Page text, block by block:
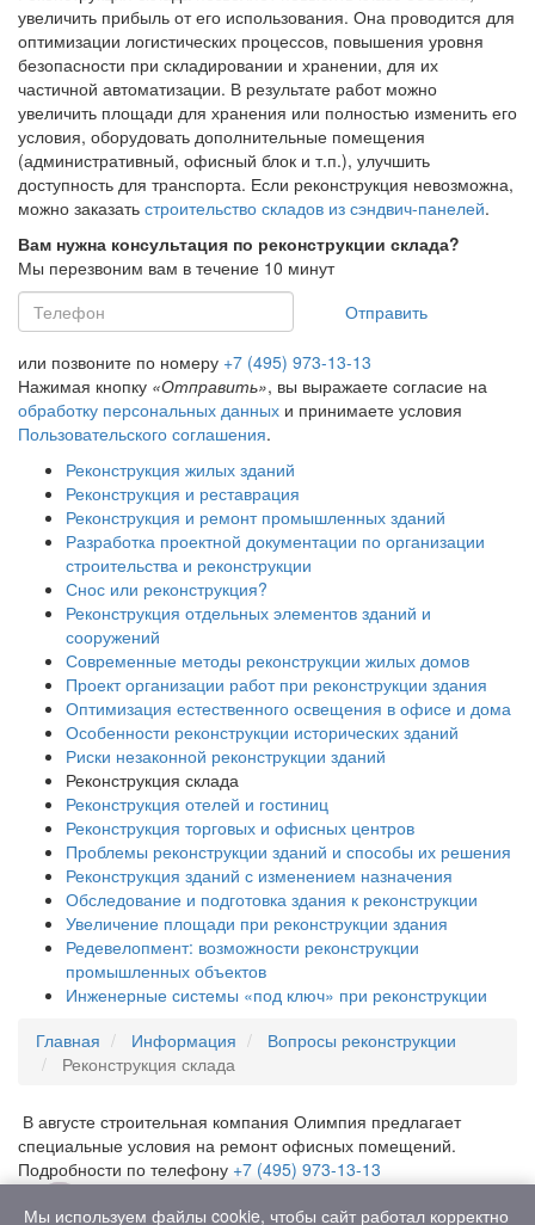
увеличить прибыль от его использования. Она проводится для
оптимизации логистических процессов, повышения уровня
безопасности при складировании и хранении, для их
частичной автоматизации. В результате работ можно
увеличить площади для хранения или полностью изменить его
условия, оборудовать дополнительные помещения
(административный, офисный блок и т.п.), улучшить
доступность для транспорта. Если реконструкция невозможна,
можно заказать строительство складов из сэндвич-панелей.
Вам нужна консультация по реконструкции склада?
Мы перезвоним вам в течение 10 минут
Отправить
или позвоните по номеру +7 (495) 973-13-13
Нажимая кнопку «Отправить», вы выражаете согласие на
обработку персональных данных и принимаете условия
Пользовательского соглашения.
Реконструкция жилых зданий
Реконструкция и реставрация
Реконструкция и ремонт промышленных зданий
Разработка проектной документации по организации
строительства и реконструкции
Снос или реконструкция?
Реконструкция отдельных элементов зданий и
сооружений
Современные методы реконструкции жилых домов
Проект организации работ при реконструкции здания
Оптимизация естественного освещения в офисе и дома
Особенности реконструкции исторических зданий
Риски незаконной реконструкции зданий
Реконструкция склада
Реконструкция отелей и гостиниц
Реконструкция торговых и офисных центров
Проблемы реконструкции зданий и способы их решения
Реконструкция зданий с изменением назначения
Обследование и подготовка здания к реконструкции
Увеличение площади при реконструкции здания
Редевелопмент: возможности реконструкции
промышленных объектов
Инженерные системы «под ключ» при реконструкции
Главная
Информация
Вопросы реконструкции
Реконструкция склада
В августе строительная компания Олимпия предлагает
специальные условия на ремонт офисных помещений.
Подробности по телефону +7 (495) 973-13-13
По вопросам снабжения, поставки материалов и
Мы используем файлы cookie, чтобы сайт работал корректно